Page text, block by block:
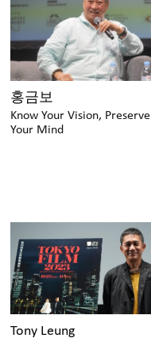
홍금보
Know Your Vision, Preserve
Your Mind
Tony Leung